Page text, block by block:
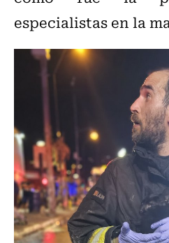
especialistas en la